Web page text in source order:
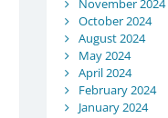
October 2024
August 2024
May 2024
April 2024
February 2024
January 2024